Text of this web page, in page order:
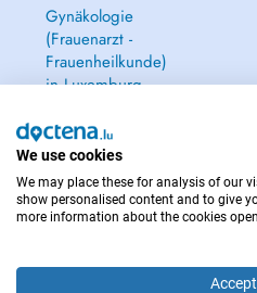
Gynäkologie
(Frauenarzt -
Frauenheilkunde)
in Luxemburg
IM NOTFALL
We use cookies
We may place these for analysis of our
show personalised content and to give
more information about the cookies
Accept